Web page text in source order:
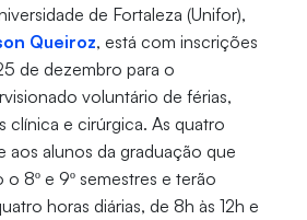
de Fortaleza (Unifor),
Queiroz, está com inscrições
de dezembro para o
voluntário de férias,
clínica e cirúrgica. As quatro
aos alunos da graduação que
8º e 9º semestres e terão
horas diárias, de 8h às 12h e